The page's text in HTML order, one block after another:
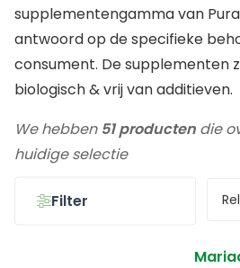
supplementengamma van
antwoord op de specifieke
consument. De supplementen
biologisch & vrij van additieven.
We hebben 51 producten die
huidige selectie
Filter